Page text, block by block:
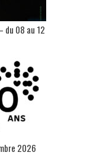
du 08 au 12
2026